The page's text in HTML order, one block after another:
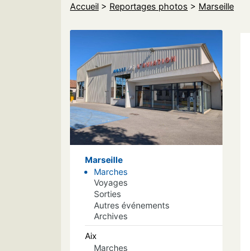
Accueil > Reportages photos > Marseille
Marseille
Marches
Voyages
Sorties
Autres événements
Archives
Aix
Marches